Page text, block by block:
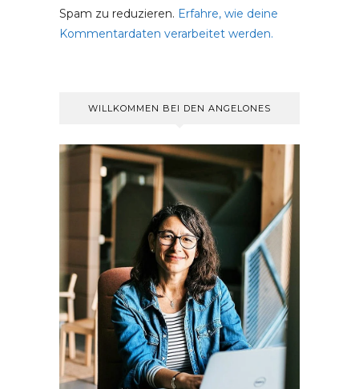
Spam zu reduzieren. Erfahre, wie deine
Kommentardaten verarbeitet werden.
WILLKOMMEN BEI DEN ANGELONES